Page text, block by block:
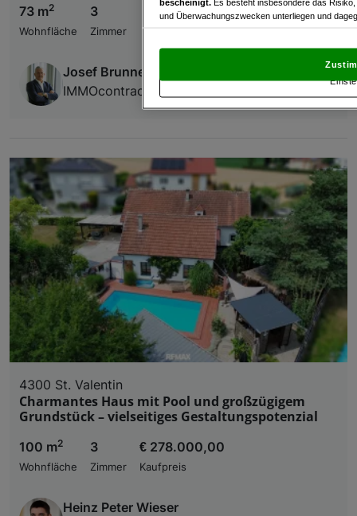
73 m2
Wohnfläche
3
Zimmer
Josef Brunner
IMMOcontract Immobilien Vermittlung GmbH
4300 St. Valentin
Charmantes Haus mit Pool und großzügigem
Grundstück – vielseitiges Gestaltungspotenzial
100 m2
Wohnfläche
3
Zimmer
€ 278.000,00
Kaufpreis
Heinz Peter Wieser
bescheinigt. Es besteht insbesondere das
und Überwachungszwecken unterliegen und
und Widerspruch gegen die Verarbeitung auf der
„Cookie Einstellungen“, die sich auf jeder Seite
Zugriff auf Informationen auf einem Endgerät.
und der Performance von Inhalten,
Liste der Partner (Lieferanten)